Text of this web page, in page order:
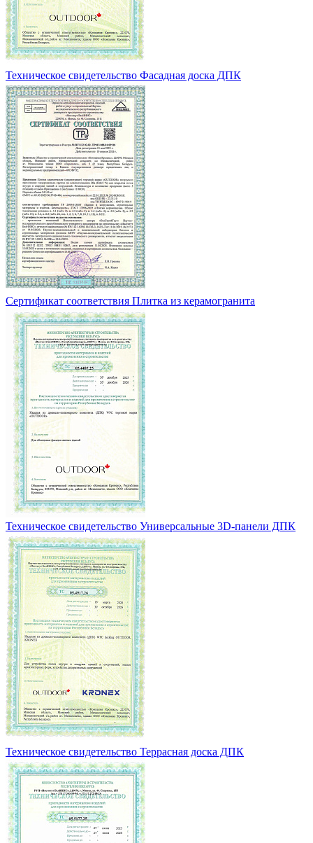
Техническое свидетельство Фасадная доска ДПК
Сертификат соответствия Плитка из керамогранита
Техническое свидетельство Универсальные 3D-панели ДПК
Техническое свидетельство Террасная доска ДПК